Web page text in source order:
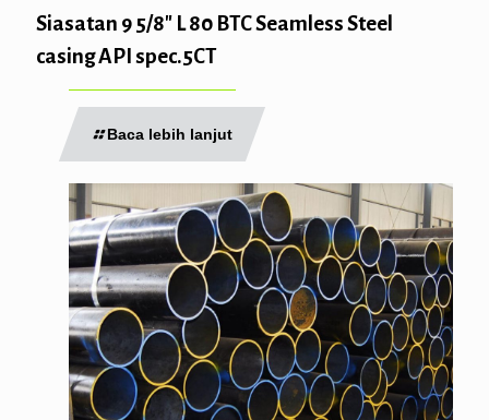
Siasatan 9 5/8″ L 80 BTC Seamless Steel
casing API spec.5CT
Baca lebih lanjut